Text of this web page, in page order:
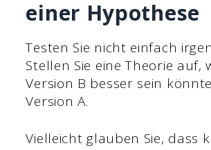
einer Hypothese
Testen Sie nicht einfach
Stellen Sie eine Theorie auf,
Version B besser sein
Version A.
Vielleicht glauben Sie, dass